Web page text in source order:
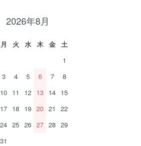
2026年8月
月 火 水 木 金
土
1
3 4 5 6 7
8
10 11 12 13 14 15
17 18 19 20 21
22
24 25 26 27 28 29
31